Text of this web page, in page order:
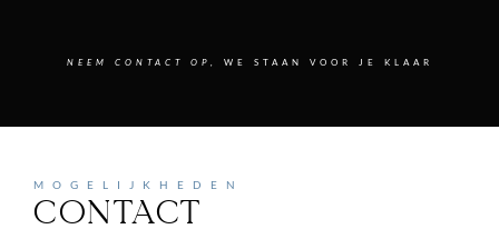
NEEM CONTACT OP, WE STAAN VOOR JE KLAAR
MOGELIJKHEDEN
CONTACT